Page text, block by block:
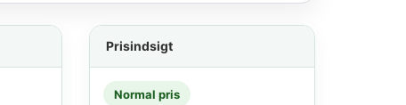
Prisindsigt
Normal pris